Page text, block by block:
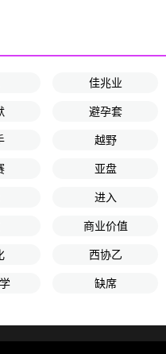
佳兆业
避孕套
越野
亚盘
进入
商业价值
西协乙
缺席